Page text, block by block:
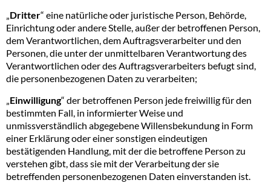
„Dritter“ eine natürliche oder juristische Person, Behörde,
Einrichtung oder andere Stelle, außer der betroffenen Person,
dem Verantwortlichen, dem Auftragsverarbeiter und den
Personen, die unter der unmittelbaren Verantwortung des
Verantwortlichen oder des Auftragsverarbeiters befugt sind,
die personenbezogenen Daten zu verarbeiten;
„Einwilligung“ der betroffenen Person jede freiwillig für den
bestimmten Fall, in informierter Weise und
unmissverständlich abgegebene Willensbekundung in Form
einer Erklärung oder einer sonstigen eindeutigen
bestätigenden Handlung, mit der die betroffene Person zu
verstehen gibt, dass sie mit der Verarbeitung der sie
betreffenden personenbezogenen Daten einverstanden ist.